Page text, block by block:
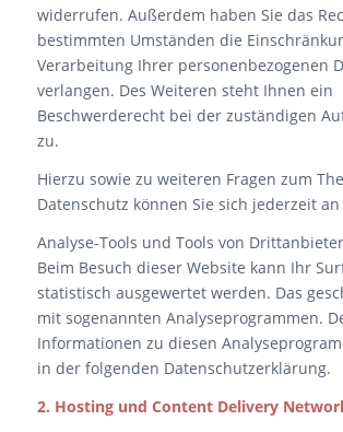
widerrufen. Außerdem haben Sie das
bestimmten Umständen die
Verarbeitung Ihrer personenbezogenen
verlangen. Des Weiteren steht Ihnen ein
Beschwerderecht bei der zuständigen
zu.
Hierzu sowie zu weiteren Fragen zum
Datenschutz können Sie sich jederzeit
Analyse-Tools und Tools von
Beim Besuch dieser Website kann Ihr
statistisch ausgewertet werden. Das
mit sogenannten Analyseprogrammen.
Informationen zu diesen
in der folgenden Datenschutzerklärung.
2. Hosting und Content Delivery